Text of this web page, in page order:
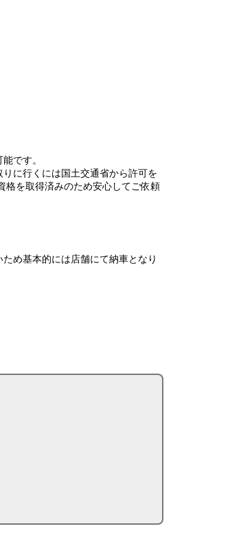
です。
に行くには国土交通省から許可を
格を取得済みのため安心してご依頼
め基本的には店舗にて納車となり